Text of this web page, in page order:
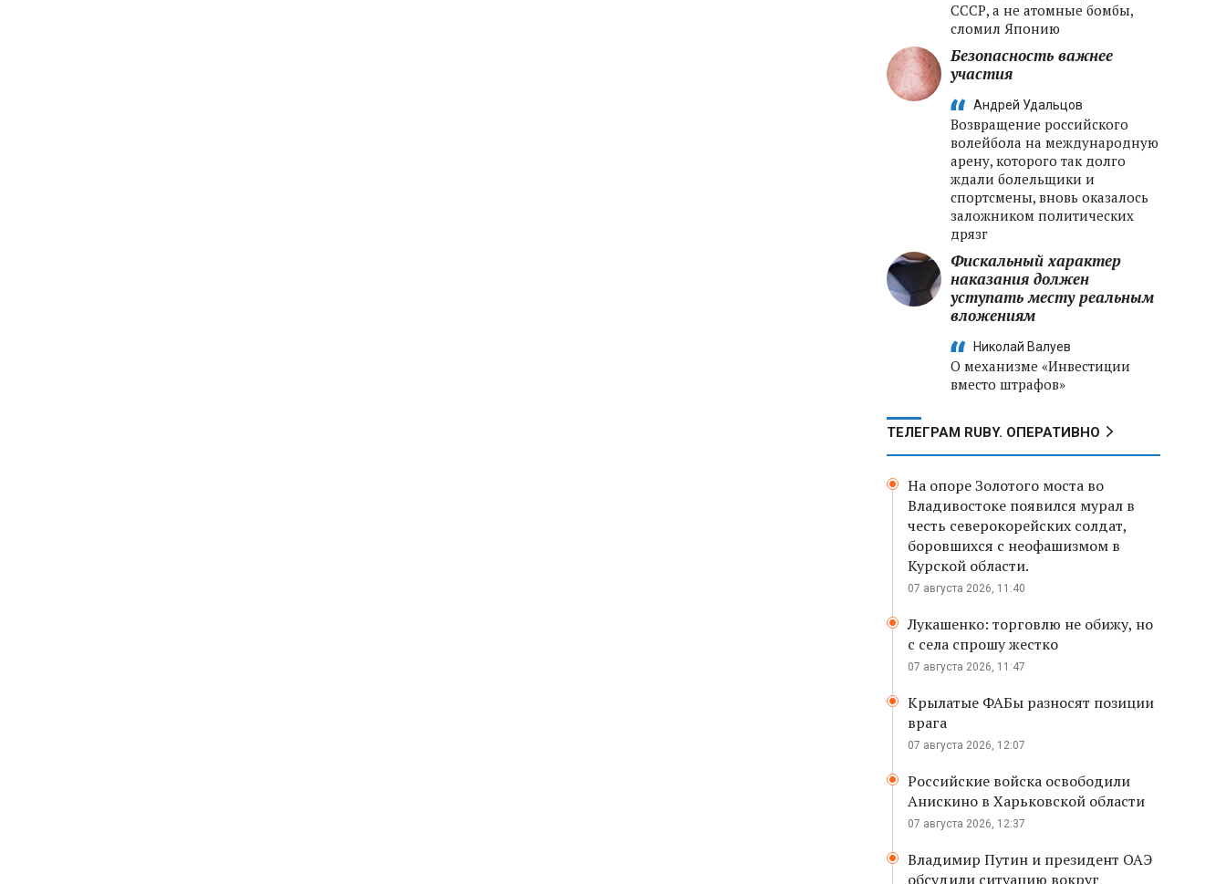
СССР, а не атомные бомбы,
сломил Японию
Безопасность важнее
участия
Андрей Удальцов
Возвращение российского
волейбола на международную
арену, которого так долго
ждали болельщики и
спортсмены, вновь оказалось
заложником политических
дрязг
Фискальный характер
наказания должен
уступать месту реальным
вложениям
Николай Валуев
О механизме «Инвестиции
вместо штрафов»
ТЕЛЕГРАМ RUBY. ОПЕРАТИВНО
На опоре Золотого моста во
Владивостоке появился мурал в
честь северокорейских солдат,
боровшихся с неофашизмом в
Курской области.
07 августа 2026, 11:40
Лукашенко: торговлю не обижу, но
с села спрошу жестко
07 августа 2026, 11:47
Крылатые ФАБы разносят позиции
врага
07 августа 2026, 12:07
Российские войска освободили
Анискино в Харьковской области
07 августа 2026, 12:37
Владимир Путин и президент ОАЭ
обсудили ситуацию вокруг